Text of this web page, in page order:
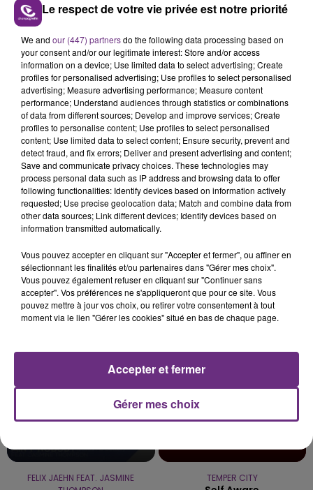
LE MAGASIN JOUÉCLUB DE REIMS FERME
SES PORTES
C'était l'une des institutions du centre-ville
rémois. Le magasin JouéClub est contraint de
fermer ses portes.
TITRES DIFFUSÉS
16h10
16h10
OMI
Cheerleader
16h07
16h07
CHRISTOPHE MAE
La Lune
FELIX JAEHN FEAT. JASMINE
TEMPER CITY
Le respect de votre vie privée est notre priorité
We and our (447) partnersdo the following data processing based on
your consent and/or our legitimate interest: Store and/or access
information on a device; Use limited data to select advertising; Create
profiles for personalised advertising; Use profiles to select personalised
advertising; Measure advertising performance; Measure content
performance; Understand audiences through statistics or combinations
of data from different sources; Develop and improve services; Create
profiles to personalise content; Use profiles to select personalised
content; Use limited data to select content; Ensure security, prevent and
detect fraud, and fix errors; Deliver and present advertising and content;
Save and communicate privacy choices. These technologies may
process personal data such as IP address and browsing data to offer
following functionalities: Identify devices based on information actively
requested; Use precise geolocation data; Match and combine data from
other data sources; Link different devices; Identify devices based on
information transmitted automatically.
Vous pouvez accepter en cliquant sur "Accepter et fermer", ou affiner en
sélectionnant les finalités et/ou partenaires dans "Gérer mes choix".
Vous pouvez également refuser en cliquant sur "Continuer sans
accepter". Vos préférences ne s'appliqueront que pour ce site. Vous
pouvez mettre à jour vos choix, ou retirer votre consentement à tout
moment via le lien "Gérer les cookies" situé en bas de chaque page.
Gérer mes choix
Accepter et fermer